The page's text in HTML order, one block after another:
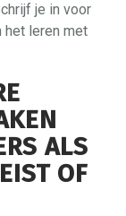
je in voor
het leren met
ALS
OF